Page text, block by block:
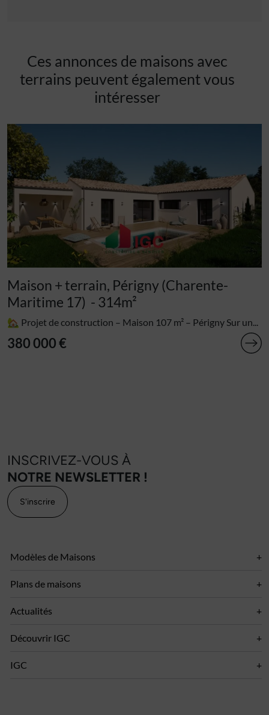
Ces annonces de maisons avec
terrains peuvent également vous
intéresser
Maison + terrain, Périgny (Charente-
Maritime 17) - 314m²
🏡 Projet de construction – Maison 107 m² – Périgny Sur un...
380 000 €
INSCRIVEZ-VOUS À
NOTRE NEWSLETTER !
S'inscrire
Modèles de Maisons
Plans de maisons
Actualités
Découvrir IGC
IGC